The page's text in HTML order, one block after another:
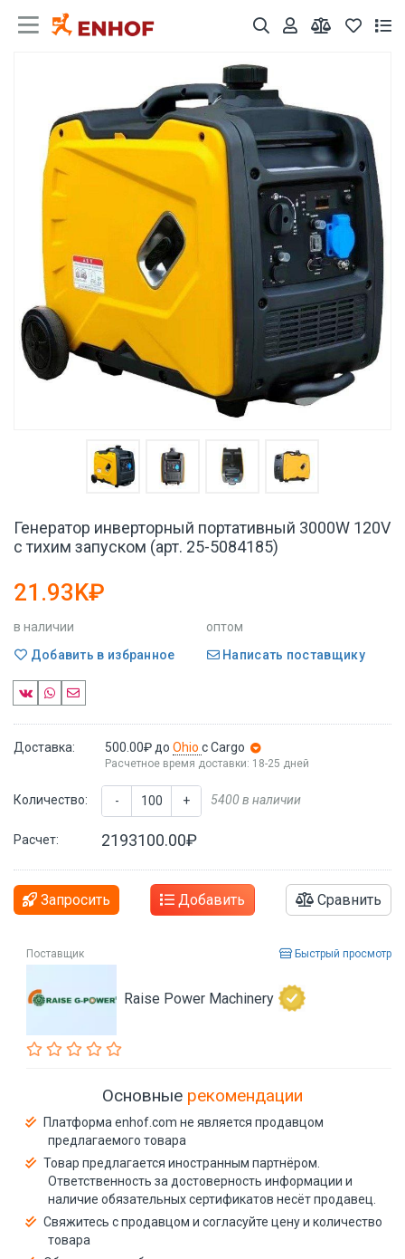
Генератор инверторный портативный 3000W 120V
с тихим запуском (арт. 25-5084185)
21.93K₽
в наличии
оптом
Добавить в избранное
Написать поставщику
Доставка: 500.00₽ до Ohio с Cargo
Расчетное время доставки: 18-25 дней
Количество: - + 5400 в наличии
Расчет: 2193100.00₽
Запросить Добавить Сравнить
Поставщик Быстрый просмотр
Raise Power Machinery
Основные рекомендации
Платформа enhof.com не является продавцом
предлагаемого товара
Товар предлагается иностранным партнёром.
Ответственность за достоверность информации и
наличие обязательных сертификатов несёт продавец.
Свяжитесь с продавцом и согласуйте цену и количество
товара